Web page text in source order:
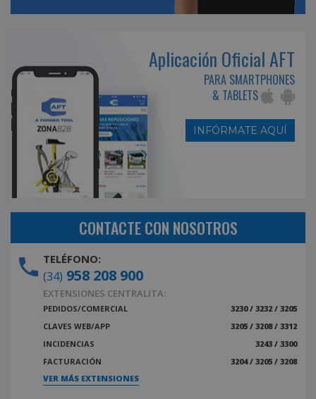
Aplicación Oficial AFT
PARA SMARTPHONES
& TABLETS
INFÓRMATE AQUÍ
CONTACTE CON NOSOTROS
TELÉFONO:
(34) 958 208 900
EXTENSIONES CENTRALITA:
PEDIDOS/COMERCIAL
3230 / 3232 / 3205
CLAVES WEB/APP
3205 / 3208 / 3312
INCIDENCIAS
3243 / 3300
FACTURACIÓN
3204 / 3205 / 3208
VER MÁS EXTENSIONES